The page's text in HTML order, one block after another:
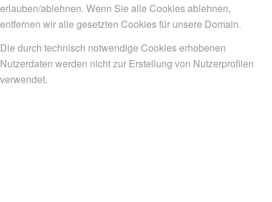
erlauben/ablehnen. Wenn Sie alle Cookies ablehnen,
entfernen wir alle gesetzten Cookies für unsere Domain.
Die durch technisch notwendige Cookies erhobenen
Nutzerdaten werden nicht zur Erstellung von Nutzerprofilen
verwendet.